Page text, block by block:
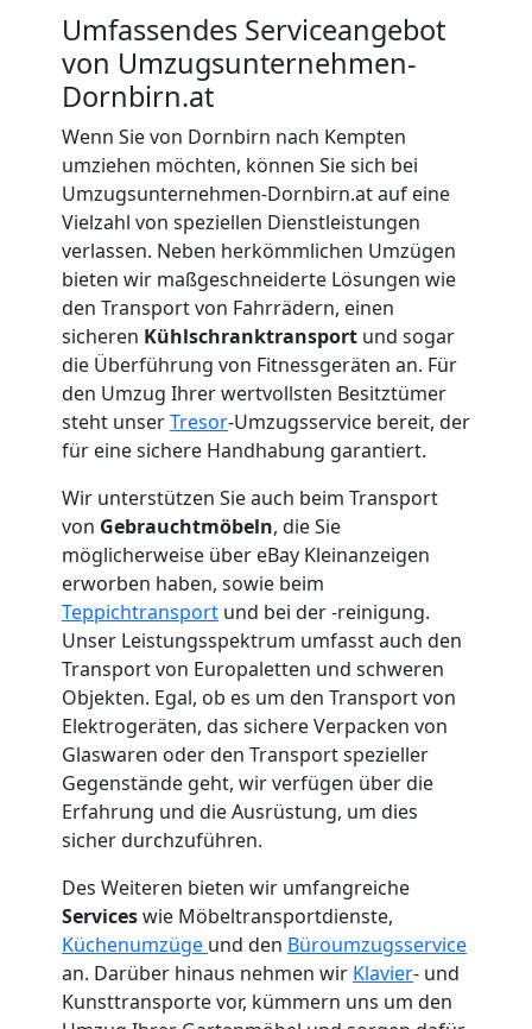
Umfassendes Serviceangebot
von Umzugsunternehmen-
Dornbirn.at
Wenn Sie von Dornbirn nach Kempten
umziehen möchten, können Sie sich bei
Umzugsunternehmen-Dornbirn.at auf eine
Vielzahl von speziellen Dienstleistungen
verlassen. Neben herkömmlichen Umzügen
bieten wir maßgeschneiderte Lösungen wie
den Transport von Fahrrädern, einen
sicheren Kühlschranktransport und sogar
die Überführung von Fitnessgeräten an. Für
den Umzug Ihrer wertvollsten Besitztümer
steht unserTresor-Umzugsservice bereit, der
für eine sichere Handhabung garantiert.
Wir unterstützen Sie auch beim Transport
von Gebrauchtmöbeln, die Sie
möglicherweise über eBay Kleinanzeigen
erworben haben, sowie beim
Teppichtransport und bei der -reinigung.
Unser Leistungsspektrum umfasst auch den
Transport von Europaletten und schweren
Objekten. Egal, ob es um den Transport von
Elektrogeräten, das sichere Verpacken von
Glaswaren oder den Transport spezieller
Gegenstände geht, wir verfügen über die
Erfahrung und die Ausrüstung, um dies
sicher durchzuführen.
Des Weiteren bieten wir umfangreiche
Serviceswie Möbeltransportdienste,
Küchenumzüge und den Büroumzugsservice
an. Darüber hinaus nehmen wir Klavier- und
Kunsttransporte vor, kümmern uns um den
Dornbirn
Mini
Umzug
Dornbirn
Umzug
Mann
LKW
Dornbirn
Kunsttransport
Dornbirn
Umzug
Dornbirn